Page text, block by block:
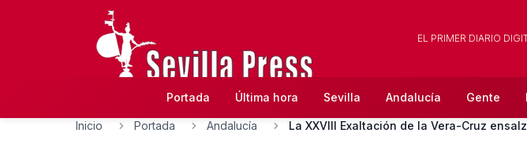
EL PRIMER DIARIO
Portada Última hora Sevilla Andalucía Gente
Inicio Portada Andalucía La XXVIII Exaltación de la Vera-Cruz